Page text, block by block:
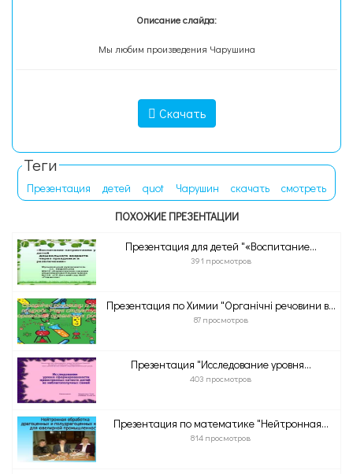
Описание слайда:
Мы любим произведения Чарушина
Скачать
Теги
Презентация детей quot Чарушин скачать
смотреть
ПОХОЖИЕ ПРЕЗЕНТАЦИИ
Презентация для детей "«Воспитание...
391 просмотров
Презентация по Химии "Органічні речовини в...
87 просмотров
Презентация "Исследование уровня...
403 просмотров
Презентация по математике "Нейтронная...
814 просмотров